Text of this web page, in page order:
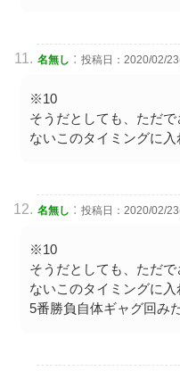
名無し : 投稿日：2020/02/
※10
そうだとしても、ただ
ないこのタイミングに
名無し : 投稿日：2020/02/
※10
そうだとしても、ただ
ないこのタイミングに
5番勝負自体ギャグ回み